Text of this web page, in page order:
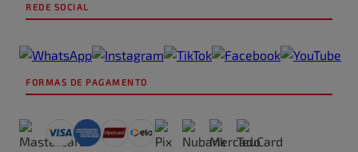
REDE SOCIAL
FORMAS DE PAGAMENTO